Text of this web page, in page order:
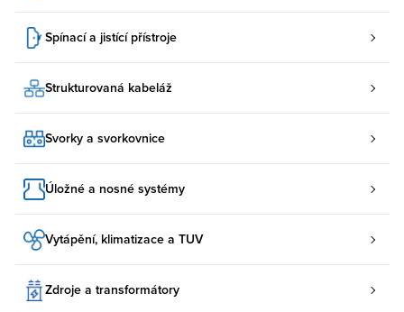
Spínací a jistící přístroje
Strukturovaná kabeláž
Svorky a svorkovnice
Úložné a nosné systémy
Vytápění, klimatizace a TUV
Zdroje a transformátory